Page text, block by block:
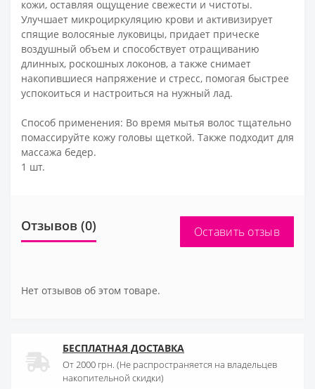
кожи, оставляя ощущение свежести и чистоты.
Улучшает микроциркуляцию крови и активизирует
спящие волосяные луковицы, придает прическе
воздушный объем и способствует отращиванию
длинных, роскошных локонов, а также снимает
накопившиеся напряжение и стресс, помогая быстрее
успокоиться и настроиться на нужный лад.
Способ применения: Во время мытья волос тщательно
помассируйте кожу головы щеткой. Также подходит для
массажа бедер.
1 шт.
Отзывов (0) Оставить отзыв
Нет отзывов об этом товаре.
БЕСПЛАТНАЯ ДОСТАВКА
От 2000 грн. (Не распространяется на владельцев
накопительной скидки)